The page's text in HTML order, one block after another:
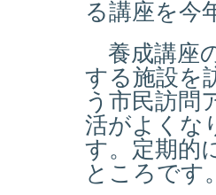
る講座を今
養成講座
する施設を
う市民訪問
活がよくな
す。定期的
ところです